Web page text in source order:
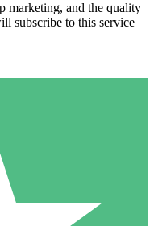
marketing, and the quality
subscribe to this service